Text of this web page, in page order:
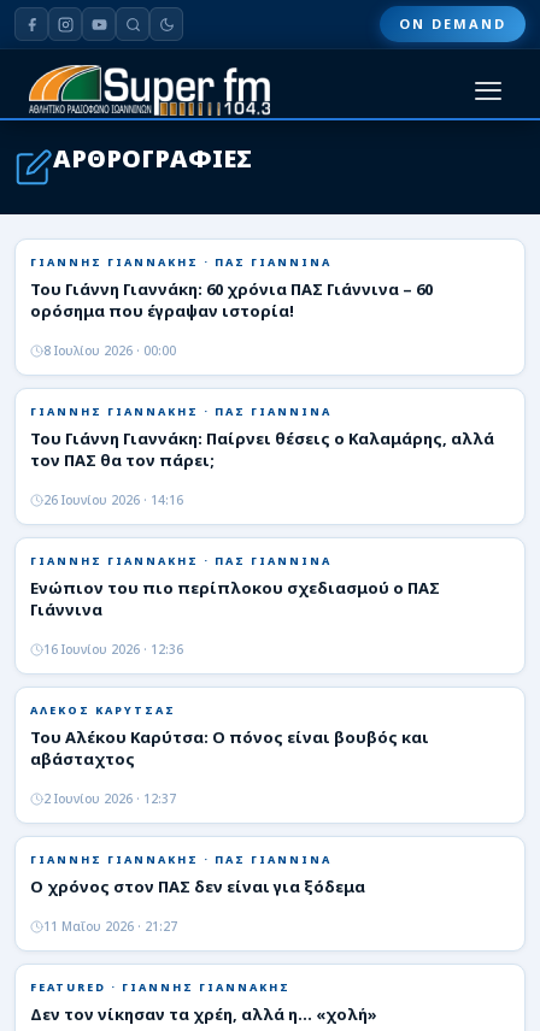
ON DEMAND
HOME
ΠΟΔΟΣΦΑΙΡΟ
ΜΠΑΣΚΕΤ
ΣΠΟΡ
ΕΙΔΗΣΕΙΣ
ΡΟΗ
ΑΡΘΡΟΓΡΑΦΙΕΣ
ΓΙΑΝΝΗΣ ΓΙΑΝΝΑΚΗΣ · ΠΑΣ ΓΙΑΝΝΙΝΑ
Του Γιάννη Γιαννάκη: 60 χρόνια ΠΑΣ Γιάννινα – 60
ορόσημα που έγραψαν ιστορία!
8 Ιουλίου 2026 · 00:00
ΓΙΑΝΝΗΣ ΓΙΑΝΝΑΚΗΣ · ΠΑΣ ΓΙΑΝΝΙΝΑ
Του Γιάννη Γιαννάκη: Παίρνει θέσεις ο Καλαμάρης, αλλά
τον ΠΑΣ θα τον πάρει;
26 Ιουνίου 2026 · 14:16
ΓΙΑΝΝΗΣ ΓΙΑΝΝΑΚΗΣ · ΠΑΣ ΓΙΑΝΝΙΝΑ
Ενώπιον του πιο περίπλοκου σχεδιασμού ο ΠΑΣ
Γιάννινα
16 Ιουνίου 2026 · 12:36
ΑΛΕΚΟΣ ΚΑΡΥΤΣΑΣ
Του Αλέκου Καρύτσα: Ο πόνος είναι βουβός και
αβάσταχτος
2 Ιουνίου 2026 · 12:37
ΓΙΑΝΝΗΣ ΓΙΑΝΝΑΚΗΣ · ΠΑΣ ΓΙΑΝΝΙΝΑ
Ο χρόνος στον ΠΑΣ δεν είναι για ξόδεμα
11 Μαΐου 2026 · 21:27
FEATURED · ΓΙΑΝΝΗΣ ΓΙΑΝΝΑΚΗΣ
Δεν τον νίκησαν τα χρέη, αλλά η… «χολή»